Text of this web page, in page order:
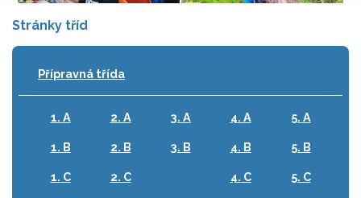
Stránky tříd
Přípravná třída
1. A
1. B
1. C
2. A
2. B
2. C
3. A
3. B
4. A
4. B
4. C
5. A
5. B
5. C